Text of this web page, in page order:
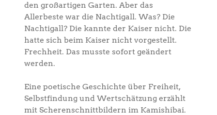
den großartigen Garten. Aber das
Allerbeste war die Nachtigall. Was? Die
Nachtigall? Die kannte der Kaiser nicht. Die
hatte sich beim Kaiser nicht vorgestellt.
Frechheit. Das musste sofort geändert
werden.
Eine poetische Geschichte über Freiheit,
Selbstfindung und Wertschätzung erzählt
mit Scherenschnittbildern im Kamishibai.